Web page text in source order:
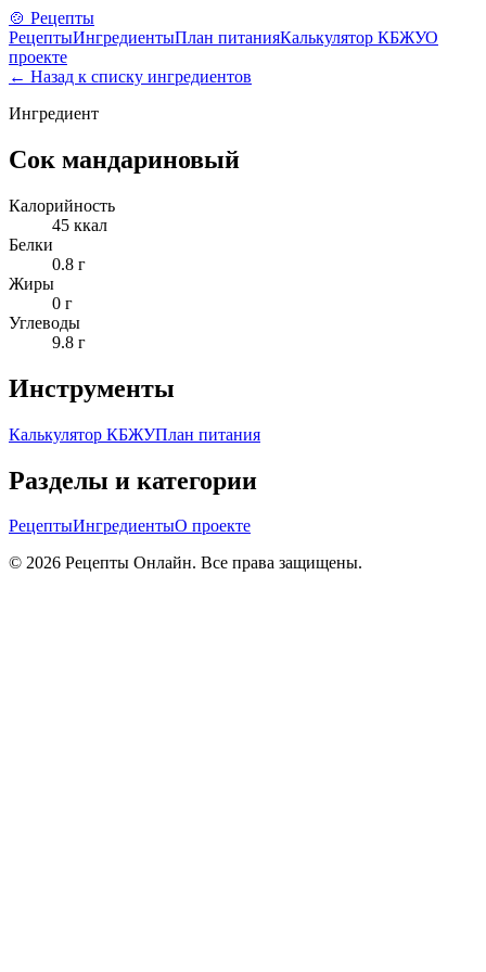
🍲 Рецепты
РецептыИнгредиентыПлан питанияКалькулятор КБЖУО
проекте
← Назад к списку ингредиентов
Ингредиент
Сок мандариновый
Калорийность
45 ккал
Белки
0.8 г
Жиры
0 г
Углеводы
9.8 г
Инструменты
Калькулятор КБЖУПлан питания
Разделы и категории
РецептыИнгредиентыО проекте
© 2026 Рецепты Онлайн. Все права защищены.